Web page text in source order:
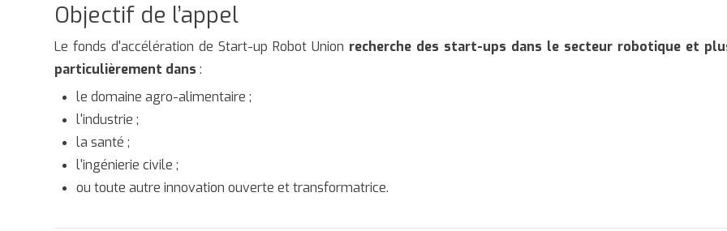
Objectif de l’appel
Le fonds d'accélération de Start-up Robot Union recherche des start-ups dans le secteur robotique et
particulièrement dans:
le domaine agro-alimentaire ;
l'industrie ;
la santé ;
l'ingénierie civile ;
ou toute autre innovation ouverte et transformatrice.